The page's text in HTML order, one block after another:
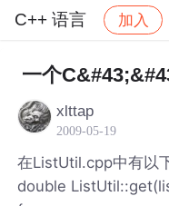
C++ 语言 加入
社区 C++ 语言
一个
xlttap
2009-05-19
在ListUtil.cpp中有以
double